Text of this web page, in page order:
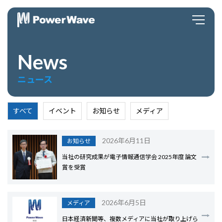
News
ニュース
すべて イベント お知らせ メディア
お知らせ 2026年6月11日
当社の研究成果が電子情報通信学会 2025年度 論文
賞を受賞
メディア 2026年6月5日
日本経済新聞等、複数メディアに当社が取り上げら